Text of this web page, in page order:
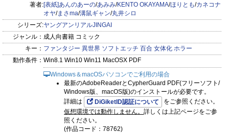
タバレー」が白熱!
ハーピーのはやては再び卵詰まりの時期を迎え、さくらに産卵
を手伝ってもらえるのではないかと密かな期待を抱く。
学校では体育の授業で尻尾や触手、羽の使用がOKの亜人種混
合用バレー風球技「セパタバレー」が行われ、
各種族の個性を活かしたラミアの尻尾による広い守備範囲とカ
ウンター、ハーピーのネット上からのの強烈な
足スパイクが交錯する激戦が繰り広げられていた。
運動が苦手で体育には良い思い出のないさくらもクラスメイト
達の個性が発揮される試合に愉しさを覚えつつ、
著者:[表紙]あんのあーの/あみみ/KENTO OKAYAMA/ほりとも/カネコナ
オヤ/まさma/溝鼠ギャン/丸井シロ
シリーズ:ヤングアンリアルJINGAI
ジャンル： 成人向書籍 コミック
キー： ファンタジー 異世界 ソフトエッチ 百合 女体化 ホラー
動作条件： Win8.1 Win10 Win11 MacOSX PDF
Windows＆macOSパソコンでご利用の場合
最新のAdobeReaderとCypherGuard PDF(フリーソフト/
Windows版、macOS版)のインストールが必要です。
詳細は
DiGiketID認証について
をご参照ください。
仮想環境では動作しません。 詳しくは上記ページをご参
照ください。
(作品コード：78762)